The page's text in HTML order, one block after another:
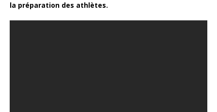
la préparation des athlètes.